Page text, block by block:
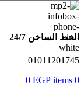
الخط الساخن 24/7
01011201745
0
items
0 EGP